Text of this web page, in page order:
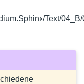
Text/